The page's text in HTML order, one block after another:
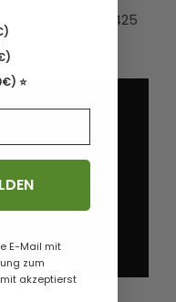
liefert bis zu 425
in
⭐️
E-Mail mit
zum
akzeptierst